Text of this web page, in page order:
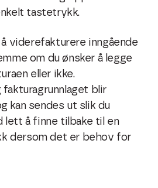
tastetrykk.
viderefakturere inngående
om du ønsker å legge
eller ikke.
fakturagrunnlaget blir
kan sendes ut slik du
lett å finne tilbake til en
dersom det er behov for